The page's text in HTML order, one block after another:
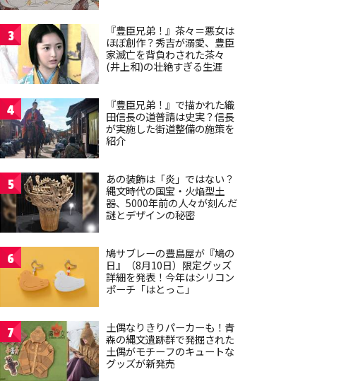
3
『豊臣兄弟！』茶々＝悪女は
ほぼ創作？秀吉が溺愛、豊臣
家滅亡を背負わされた茶々
(井上和)の壮絶すぎる生涯
4
『豊臣兄弟！』で描かれた織
田信長の道普請は史実？信長
が実施した街道整備の施策を
紹介
5
あの装飾は「炎」ではない？
縄文時代の国宝・火焔型土
器、5000年前の人々が刻んだ
謎とデザインの秘密
6
鳩サブレーの豊島屋が『鳩の
日』（8月10日）限定グッズ
詳細を発表！今年はシリコン
ポーチ「はとっこ」
7
土偶なりきりパーカーも！青
森の縄文遺跡群で発掘された
土偶がモチーフのキュートな
グッズが新発売